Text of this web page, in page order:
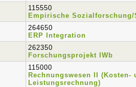
115550
Empirische
264650
ERP Integration
262350
Forschungsprojekt IWb
115000
Rechnungswesen II (Kosten-
Leistungsrechnung)